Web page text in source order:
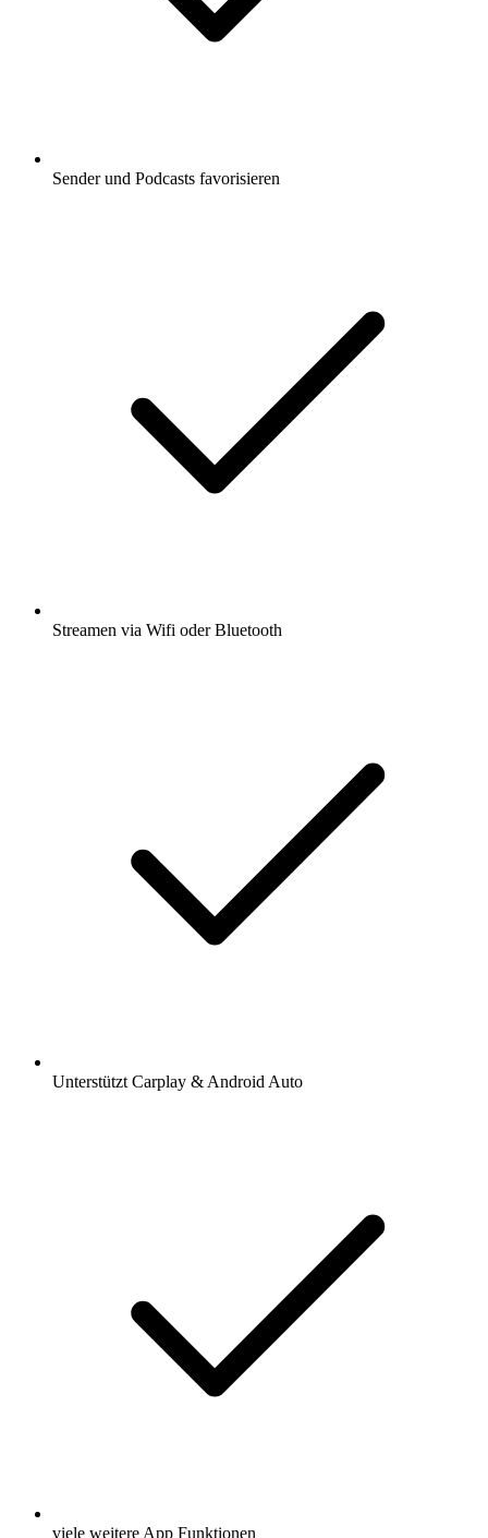
Sender und Podcasts favorisieren
Streamen via Wifi oder Bluetooth
Unterstützt Carplay & Android Auto
viele weitere App Funktionen